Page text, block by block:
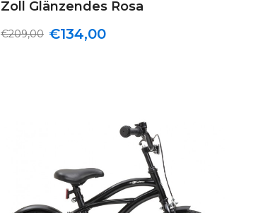
Zoll Glänzendes Rosa
€134,00
€209,00